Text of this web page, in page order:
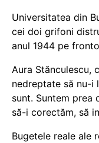
Universitatea din
cei doi grifoni
anul 1944 pe
Aura Stănculescu,
nedreptate să nu-i
sunt. Suntem prea
să-i corectăm, să
Bugetele reale ale